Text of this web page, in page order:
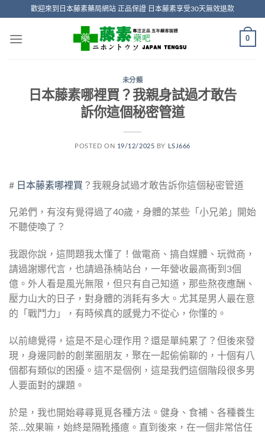
content
歡迎來到日本藤素藥局網站 正品保證 日本藤素享受30天無效退款
0
未分類
日本藤素哪裡買？我親身試過才敢告
訴你這個秘密管道
POSTED ON 19/12/2025 BY LSJ666
# 日本藤素哪裡買 ？我親身試過才敢告訴你這個秘密管道
兄弟們，有沒有覺得過了40歲，身體的某些「小兄弟」開始
不聽使喚了？
我跟你說，這問題我太懂了！做電商、搞自媒體、玩微商，
請過謝娜代言，也請過孫楠站台，一年營收最高衝到3個
億。外人看是風光無限，但只有自己知道，那些熬夜應酬、
壓力山大的日子，對身體的消耗有多大。尤其是男人最在意
的「戰鬥力」，有時候真的感覺力不從心，你懂的。
以前總覺得，這是不是心理作用？還是單純累了？但後來發
現，身邊同齡的創業圈朋友，聚在一起偷偷聊的，十個有八
個都有類似的困擾。這不是個例，這是我們這個階段很多男
人要面對的課題。
於是，我也開始尋尋覓覓各種方法。健身、食補、各種養生
茶…效果嘛，始終是隔靴搔癔。直到後來，在一個非常信任